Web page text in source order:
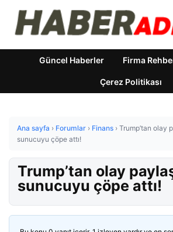
Güncel Haberler Firma
Çerez Politikası
Ana sayfa › Forumlar › Finans › Trump’tan olay
sunucuyu çöpe attı!
Trump’tan olay
sunucuyu çöpe attı!